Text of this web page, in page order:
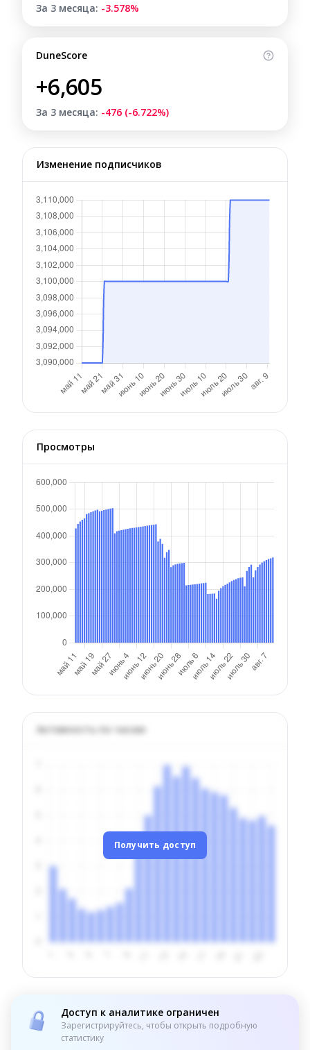
За 3 месяца: -3.578%
DuneScore
+6,605
За 3 месяца: -476 (-6.722%)
Изменение подписчиков
Просмотры
Активность по часам
Получить доступ
Доступ к аналитике ограничен
Зарегистрируйтесь, чтобы открыть подробную
статистику